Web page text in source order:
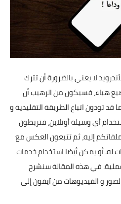
العملات الرقمية
لا يعني بالضرورة أن تترك
هباء، فسيكون من الرهيب أن
قد تودون اتباع الطريقة التقليدية و
أي وسيلة أونلاين، فتربطون
إليه، ثم تتبعون العكس مع
له. أو يمكن أيضا استخدام خدمات
في هذه المقالة سنشرح
و الفيديوهات من آيفون إلى